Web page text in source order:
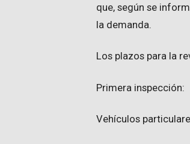
que, según se
la demanda.
Los plazos para la
Primera inspección:
Vehículos